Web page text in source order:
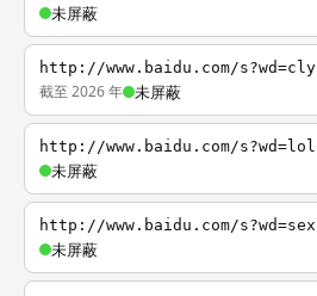
未屏蔽
http://www.baidu.com/s?wd=cly
截至 2026 年 未屏蔽
http://www.baidu.com/s?wd=lol
未屏蔽
http://www.baidu.com/s?wd=sex
未屏蔽